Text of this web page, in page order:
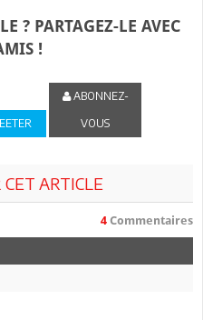
? PARTAGEZ-LE AVEC
!
ABONNEZ-
VOUS
ARTICLE
4 Commentaires